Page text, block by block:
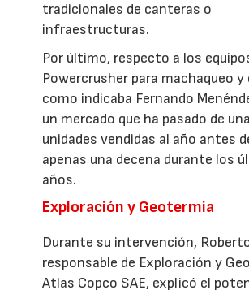
tradicionales de canteras o
infraestructuras.
Por último, respecto a los
Powercrusher para machaqueo y
como indicaba Fernando
un mercado que ha pasado de
unidades vendidas al año antes
apenas una decena durante los
años.
Exploración y Geotermia
Durante su intervención,
responsable de Exploración y
Atlas Copco SAE, explicó el